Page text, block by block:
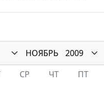
НОЯБРЬ
2009
СР ЧТ ПТ